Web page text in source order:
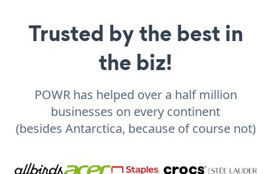
Trusted by the best in
the biz!
POWR has helped over a half million
businesses on every continent
(besides Antarctica, because of course not)